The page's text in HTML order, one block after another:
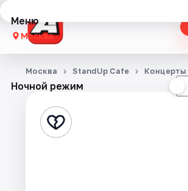
Меню
Москва
Концерты
Стендап
Ночной режим
Москва StandUp Cafe Концерты